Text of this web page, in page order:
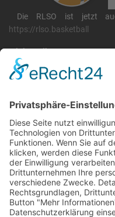
Die RLSO ist jetzt
https://rlso.basketball
Wir betreiben ...
RLSO Minikalender
Mo Di Mi
3127 28 29